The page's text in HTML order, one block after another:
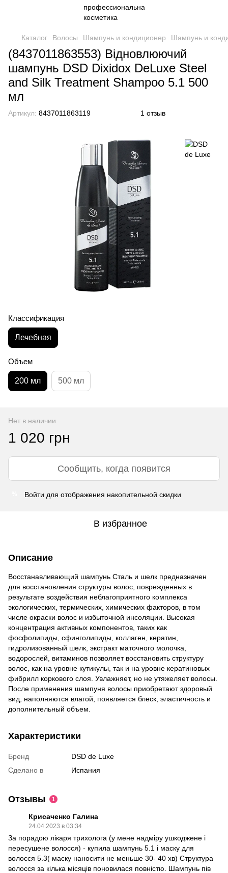
Каталог Волосы Шампунь и кондиционер Шампунь и
(8437011863553) Відновлюючий
шампунь DSD Dixidox DeLuxe Steel
and Silk Treatment Shampoo 5.1 500
мл
Артикул: 8437011863119 1 отзыв
Классификация
Лечебная
Объем
200 мл 500 мл
Нет в наличии
1 020 грн
Сообщить, когда появится
Войти для отображения накопительной скидки
В избранное
Описание
Восстанавливающий шампунь Сталь и шелк предназначен
для восстановления структуры волос, поврежденных в
результате воздействия неблагоприятного комплекса
экологических, термических, химических факторов, в том
числе окраски волос и избыточной инсоляции. Высокая
концентрация активных компонентов, таких как
фосфолипиды, сфинголипиды, коллаген, кератин,
гидролизованный шелк, экстракт маточного молочка,
водорослей, витаминов позволяет восстановить структуру
волос, как на уровне кутикулы, так и на уровне кератиновых
фибрилл коркового слоя. Увлажняет, но не утяжеляет волосы.
После применения шампуня волосы приобретают здоровый
вид, наполняются влагой, появляется блеск, эластичность и
дополнительный объем.
Характеристики
Бренд
DSD de Luxe
Сделано в
Испания
Отзывы 1
Крисаченко Галина
24.04.2023 в 03:34
За порадою лікаря трихолога (у мене надміру ушкоджене і
пересушене волосся) - купила шампунь 5.1 і маску для
волосся 5.3( маску наносити не меньше 30- 40 хв) Структура
волосся за кілька місяців поновилася повністю. Шампунь пів